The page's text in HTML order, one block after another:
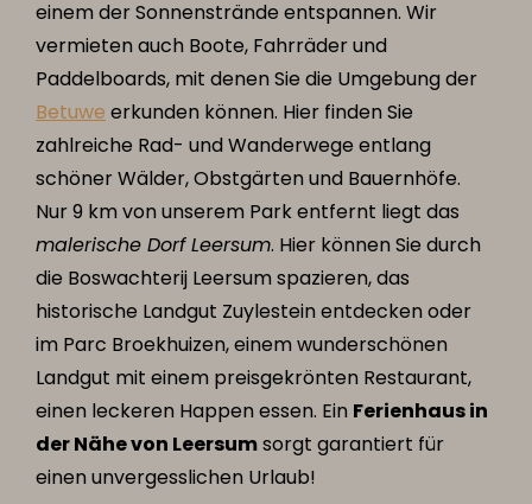
einem der Sonnenstrände entspannen. Wir
vermieten auch Boote, Fahrräder und
Paddelboards, mit denen Sie die Umgebung der
Betuwe erkunden können. Hier finden Sie
zahlreiche Rad- und Wanderwege entlang
schöner Wälder, Obstgärten und Bauernhöfe.
Nur 9 km von unserem Park entfernt liegt das
malerische Dorf Leersum. Hier können Sie durch
die Boswachterij Leersum spazieren, das
historische Landgut Zuylestein entdecken oder
im Parc Broekhuizen, einem wunderschönen
Landgut mit einem preisgekrönten Restaurant,
einen leckeren Happen essen. Ein Ferienhaus in
der Nähe von Leersumsorgt garantiert für
einen unvergesslichen Urlaub!